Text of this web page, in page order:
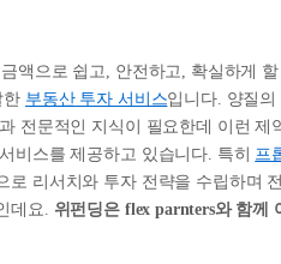
액으로 쉽고, 안전하고, 확실하게 할
한 부동산 투자 서비스입니다. 양질의
전문적인 지식이 필요한데 이런 제
비스를 제공하고 있습니다. 특히
프
로 리서치와 투자 전략을 수립하며
데요. 위펀딩은 flex parnters와 함께